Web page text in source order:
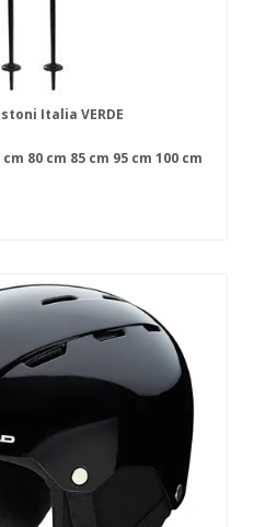
Italia VERDE
cm 80 cm 85 cm 95 cm 100 cm